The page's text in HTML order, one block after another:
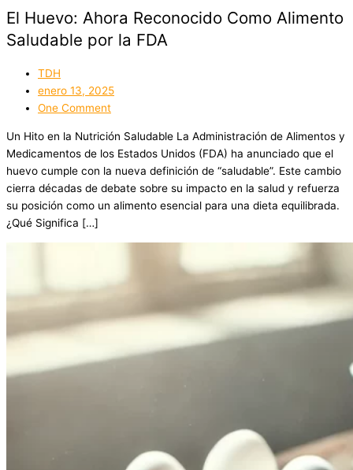
El Huevo: Ahora Reconocido Como Alimento
Saludable por la FDA
TDH
enero 13, 2025
One Comment
Un Hito en la Nutrición Saludable La Administración de Alimentos y
Medicamentos de los Estados Unidos (FDA) ha anunciado que el
huevo cumple con la nueva definición de “saludable”. Este cambio
cierra décadas de debate sobre su impacto en la salud y refuerza
su posición como un alimento esencial para una dieta equilibrada.
¿Qué Significa […]